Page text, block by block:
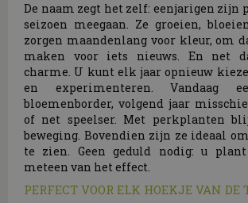
De naam zegt het zelf: eenjarigen zijn
seizoen meegaan. Ze groeien,
zorgen maandenlang voor kleur, om
maken voor iets nieuws. En net
charme. U kunt elk jaar opnieuw
en experimenteren. Vandaag
bloemenborder, volgend jaar
of net speelser. Met perkplanten
beweging. Bovendien zijn ze ideaal
te zien. Geen geduld nodig: u
meteen van het effect.
PERFECT VOOR ELK HOEKJE VAN DE